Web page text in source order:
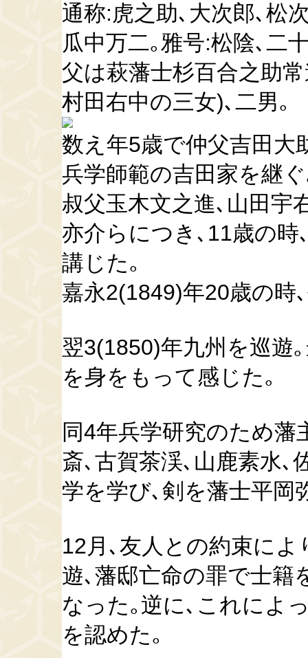
通称:虎之助､大次郎､松
瓜中万二｡雅号:松陰､二
父は萩藩士杉百合之助
村田右中の三女)､二男｡
数え年5歳で仲父吉田大
兵学師範の吉田家を継
叔父玉木文之進､山田宇
亦介らにつき､11歳の時
講じた｡
嘉永2(1849)年20歳の時
翌3(1850)年九州を巡遊
を身をもって感じた｡
同4年兵学研究のため
斎､古賀茶渓､山鹿素水､
学を学び､剣を藩士平岡
12月､友人との約束に
遊､藩邸亡命の罪で士籍
なった｡逆に､これによ
を認めた｡